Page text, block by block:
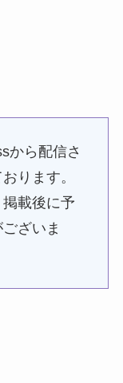
から配信さ
ります。
載後に予
ざいま